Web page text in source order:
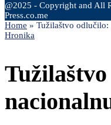
@2025 - Copyright and All
Press.co.me
Home » Tužilaštvo
Hronika